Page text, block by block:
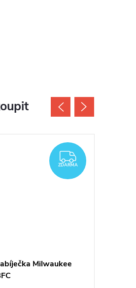
ZDARMA
ZDARMA
Milwaukee